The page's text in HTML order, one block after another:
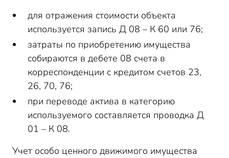
для отражения стоимости объекта
используется запись Д 08 – К 60 или 76;
затраты по приобретению имущества
собираются в дебете 08 счета в
корреспонденции с кредитом счетов 23,
26, 70, 76;
при переводе актива в категорию
используемого составляется проводка Д
01 – К 08.
Учет особо ценного движимого имущества